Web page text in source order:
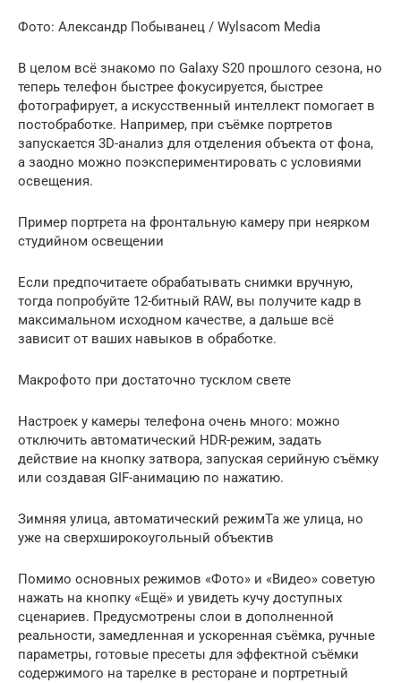
Фото: Александр Побыванец / Wylsacom Media
В целом всё знакомо по Galaxy S20 прошлого сезона, но
теперь телефон быстрее фокусируется, быстрее
фотографирует, а искусственный интеллект помогает в
постобработке. Например, при съёмке портретов
запускается 3D-анализ для отделения объекта от фона,
а заодно можно поэкспериментировать с условиями
освещения.
Пример портрета на фронтальную камеру при неярком
студийном освещении
Если предпочитаете обрабатывать снимки вручную,
тогда попробуйте 12-битный RAW, вы получите кадр в
максимальном исходном качестве, а дальше всё
зависит от ваших навыков в обработке.
Макрофото при достаточно тусклом свете
Настроек у камеры телефона очень много: можно
отключить автоматический HDR-режим, задать
действие на кнопку затвора, запуская серийную съёмку
или создавая GIF-анимацию по нажатию.
Зимняя улица, автоматический режимТа же улица, но
уже на сверхширокоугольный объектив
Помимо основных режимов «Фото» и «Видео» советую
нажать на кнопку «Ещё» и увидеть кучу доступных
сценариев. Предусмотрены слои в дополненной
реальности, замедленная и ускоренная съёмка, ручные
параметры, готовые пресеты для эффектной съёмки
содержимого на тарелке в ресторане и портретный